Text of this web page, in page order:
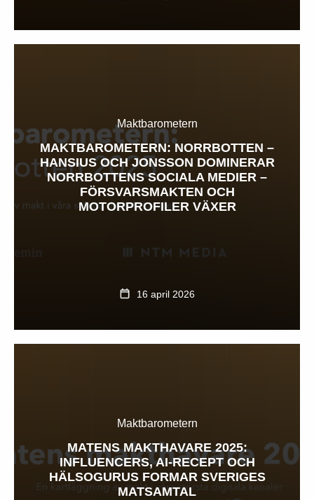
Maktbarometern
MAKTBAROMETERN: NORRBOTTEN –
HANSIUS OCH JONSSON DOMINERAR
NORRBOTTENS SOCIALA MEDIER –
FÖRSVARSMAKTEN OCH
MOTORPROFILER VÄXER
16 april 2026
Maktbarometern
MATENS MAKTHAVARE 2025:
INFLUENCERS, AI-RECEPT OCH
HÄLSOGURUS FORMAR SVERIGES
MATSAMTAL